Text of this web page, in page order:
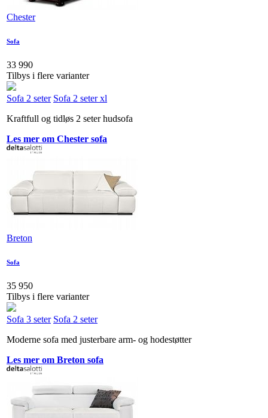
Chester
Sofa
33 990
Tilbys i flere varianter
Sofa 2 seter Sofa 2 seter xl
Kraftfull og tidløs 2 seter hudsofa
Les mer om Chester sofa
Breton
Sofa
35 950
Tilbys i flere varianter
Sofa 3 seter Sofa 2 seter
Moderne sofa med justerbare arm- og hodestøtter
Les mer om Breton sofa